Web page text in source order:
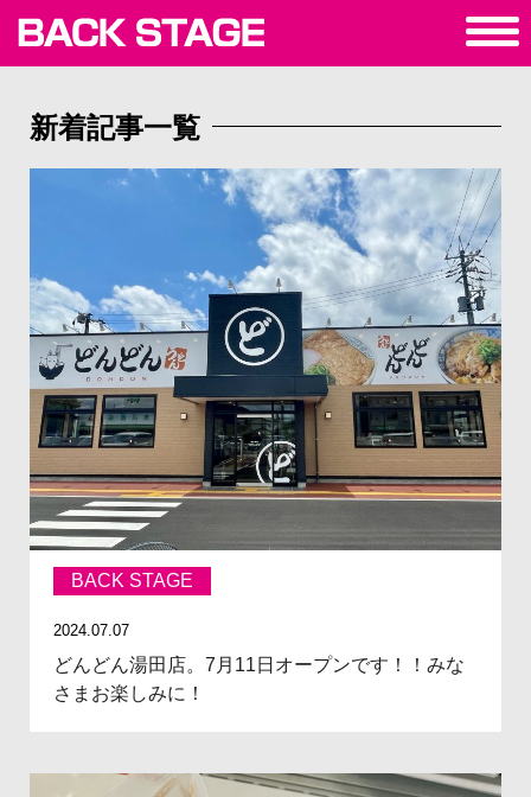
新着記事一覧
BACK STAGE
2024.07.07
どんどん湯田店。7月11日オープンです！！みな
さまお楽しみに！